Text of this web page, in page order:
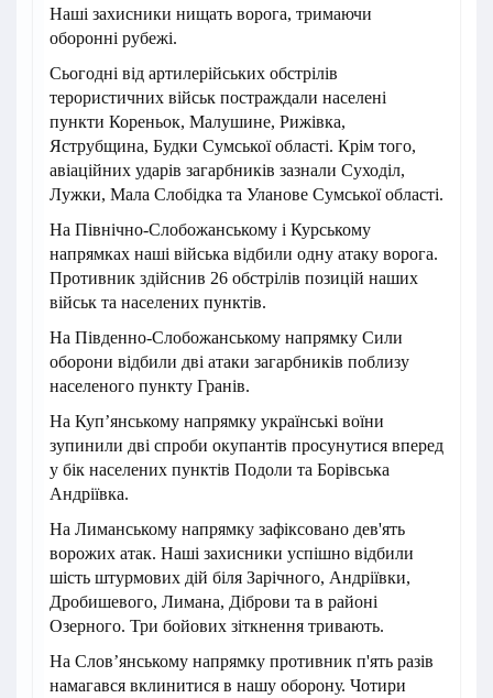
Наші захисники нищать ворога, тримаючи
оборонні рубежі.
Сьогодні від артилерійських обстрілів
терористичних військ постраждали населені
пункти Кореньок, Малушине, Рижівка,
Яструбщина, Будки Сумської області. Крім того,
авіаційних ударів загарбників зазнали Суходіл,
Лужки, Мала Слобідка та Уланове Сумської області.
На Північно-Слобожанському і Курському
напрямках наші війська відбили одну атаку ворога.
Противник здійснив 26 обстрілів позицій наших
військ та населених пунктів.
На Південно-Слобожанському напрямку Сили
оборони відбили дві атаки загарбників поблизу
населеного пункту Гранів.
На Куп’янському напрямку українські воїни
зупинили дві спроби окупантів просунутися вперед
у бік населених пунктів Подоли та Борівська
Андріївка.
На Лиманському напрямку зафіксовано дев'ять
ворожих атак. Наші захисники успішно відбили
шість штурмових дій біля Зарічного, Андріївки,
Дробишевого, Лимана, Діброви та в районі
Озерного. Три бойових зіткнення тривають.
На Слов’янському напрямку противник п'ять разів
намагався вклинитися в нашу оборону. Чотири